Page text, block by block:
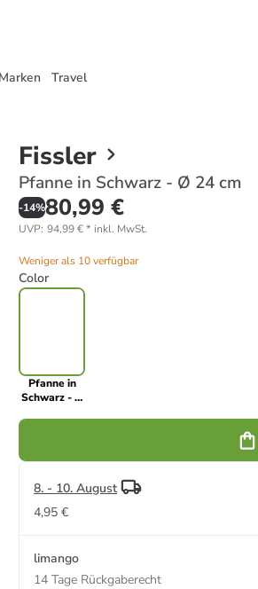
Marken Travel
Fissler
Pfanne in Schwarz - Ø 24 cm
-14%80,99 €
UVP: 94,99 €* inkl. MwSt.
Weniger als 10 verfügbar
Color
Pfanne in
Schwarz - Ø
8. - 10. August
4,95 €
limango
14 Tage Rückgaberecht